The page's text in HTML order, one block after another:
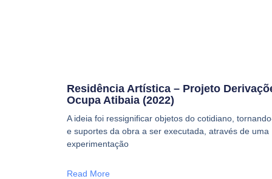
Residência Artística – Projeto
Ocupa Atibaia (2022)
A ideia foi ressignificar objetos do cotidiano,
e suportes da obra a ser executada, através de uma
experimentação
Read More